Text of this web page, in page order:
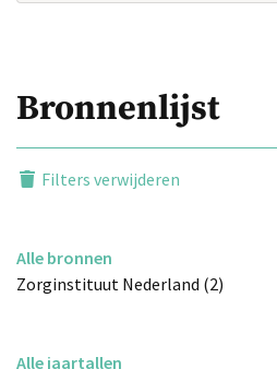
Bronnenlijst
Filters verwijderen
Alle bronnen
Zorginstituut Nederland (2)
Alle jaartallen